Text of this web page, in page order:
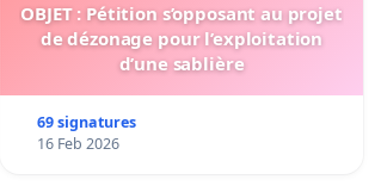
OBJET : Pétition s’opposant au projet
de dézonage pour l’exploitation
d’une sablière
69 signatures
16 Feb 2026